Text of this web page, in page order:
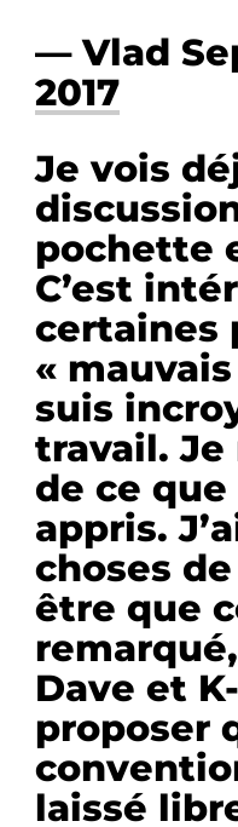
— Vlad
2017
Je vois
pochette
C’est
certaines
«
suis
travail. Je
de ce que
appris.
choses
être que
Dave et
proposer
laissé